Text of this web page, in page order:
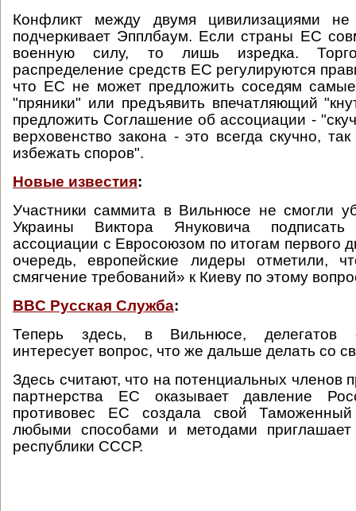
Конфликт между двумя цивилизациями
подчеркивает Эпплбаум. Если страны ЕС
военную силу, то лишь изредка.
распределение средств ЕС регулируются
что ЕС не может предложить соседям самые
"пряники" или предъявить впечатляющий
предложить Соглашение об ассоциации -
верховенство закона - это всегда скучно,
избежать споров".
Новые известия:
Участники саммита в Вильнюсе не смогли
Украины Виктора Януковича
ассоциации с Евросоюзом по итогам первого
очередь, европейские лидеры отметили,
смягчение требований» к Киеву по этому
BBC Русская Служба:
Теперь здесь, в Вильнюсе, делегатов
интересует вопрос, что же дальше делать со
Здесь считают, что на потенциальных членов
партнерства ЕС оказывает давление
противовес ЕС создала свой
любыми способами и методами приглашает
республики СССР.